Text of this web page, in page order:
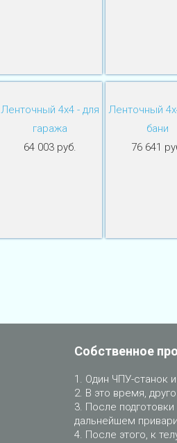
Ленточный 4х4 - для
гаража
64 003 руб.
Ленточный
бани
76 641
Собственное
Один ЧПУ-станок
В это время,
После
дальнейшем
После этого, к